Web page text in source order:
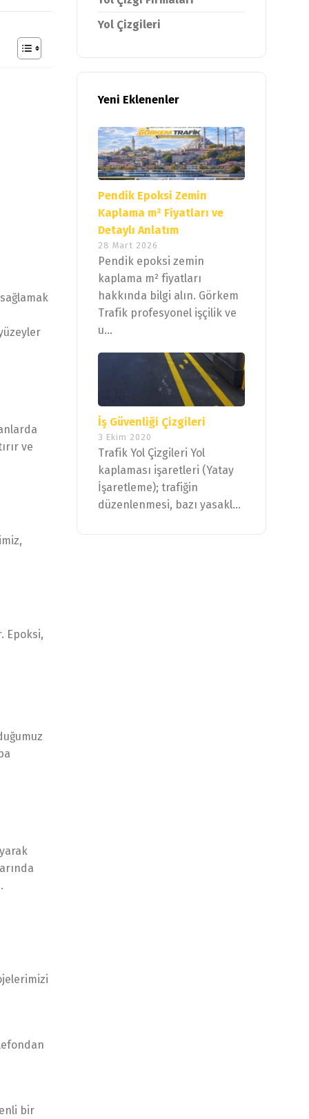
ve
Epoksi,
bir
Yol Çizgileri
Yeni Eklenenler
Pendik Epoksi Zemin
Kaplama m² Fiyatları ve
Detaylı Anlatım
28 Mart 2026
Pendik epoksi zemin
kaplama m² fiyatları
hakkında bilgi alın. Görkem
Trafik profesyonel işçilik ve
u...
İş Güvenliği Çizgileri
3 Ekim 2020
Trafik Yol Çizgileri Yol
kaplaması işaretleri (Yatay
İşaretleme); trafiğin
düzenlenmesi, bazı yasakl...